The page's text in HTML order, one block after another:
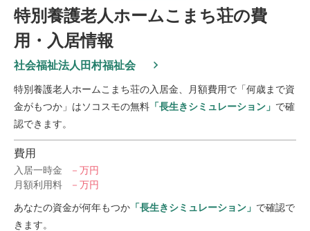
特別養護老人ホームこまち荘の費
用・入居情報
社会福祉法人田村福祉会
特別養護老人ホームこまち荘の入居金、月額費用で「何歳まで資
金がもつか」はソコスモの無料 「長生きシミュレーション」 で確
認できます。
費用
入居一時金
－万円
月額利用料
－万円
あなたの資金が何年もつか 「長生きシミュレーション」 で確認で
きます。